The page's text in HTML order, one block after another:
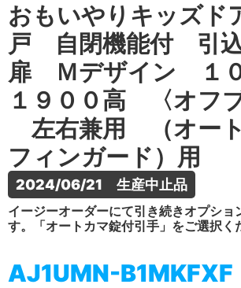
おもいやりキッズ
戸 自閉機能付 引
扉 Ｍデザイン １
１９００高 〈オフ
左右兼用 （オー
フィンガード）用
2024/06/21　生産中止品
イージーオーダーにて引き続きオプショ
す。「オートカマ錠付引手」をご選択く
AJ1UMN-B1MKFXF